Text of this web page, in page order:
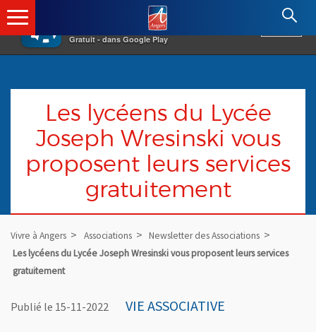
×
Gratuit - dans Google Play
Angers.fr : Retour à l'accueil
Les lycéens du Lycée
Joseph Wresinski vous
proposent leurs services
gratuitement
Vivre à Angers Associations
Newsletter des Associations
Les lycéens du Lycée Joseph Wresinski vous proposent leurs services
gratuitement
Publié le 15-11-2022 VIE ASSOCIATIVE